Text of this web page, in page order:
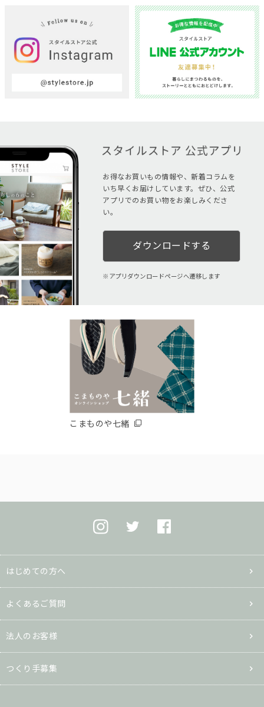
お得なお買いもの情報や、新着コラムを
いち早くお届けしています。ぜひ、公式
アプリでのお買い物をお楽しみくださ
い。
ダウンロードする
アプリダウンロードページへ遷移します
こまものや七緒
はじめての方へ
よくあるご質問
法人のお客様
つくり手募集